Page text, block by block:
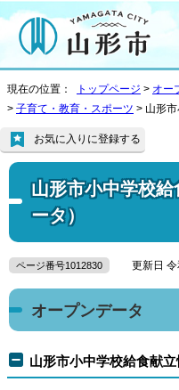
現在の位置： トップページ > オー
> 子育て・教育・スポーツ > 山形
山形市小中学校
ータ）
お気に入りに登録する
ページ番号1012830 更新日 令
オープンデータ
山形市小中学校給食献立